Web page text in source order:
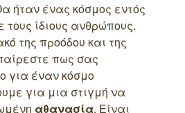
ήταν ένας κόσμος εντός
ίδιους ανθρώπους.
της προόδου και της
πως σας
για έναν κόσμο
για μια στιγμή να
αθανασία. Είναι